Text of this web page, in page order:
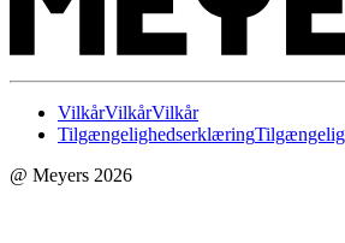
VilkårVilkårVilkår
Tilgængelighedserklæring
@ Meyers 2026